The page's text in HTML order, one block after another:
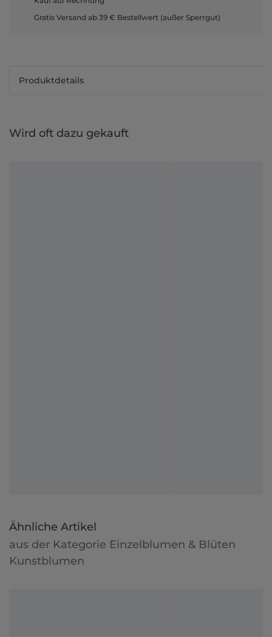
Gratis Versand ab 39 € Bestellwert (außer Sperrgut)
Produktdetails
Wird oft dazu gekauft
Ähnliche Artikel
aus der Kategorie Einzelblumen & Blüten
Kunstblumen